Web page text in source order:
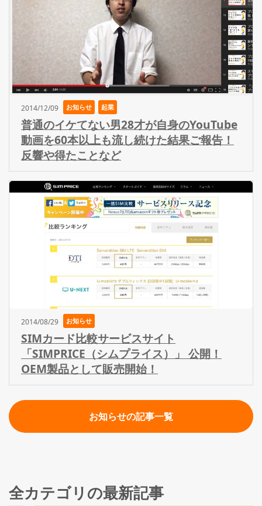
2014/12/09 お知らせ 起業
普通のイケてない男28才が自身のYouTube
動画を60本以上も流し続けた結果ご報告！
反響や得たことなど
2014/08/29 お知らせ
SIMカード比較サービスサイト
「SIMPRICE（シムプライス）」 公開！
OEM製品として販売開始！
お知らせの記事一覧
全カテゴリの最新記事